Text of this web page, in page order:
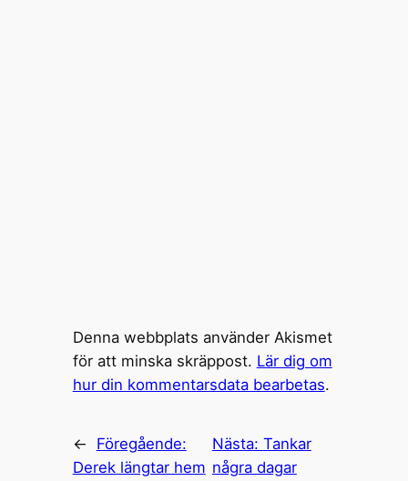
Denna webbplats använder Akismet
för att minska skräppost. Lär dig om
hur din kommentarsdata bearbetas.
←
Föregående:
Derek längtar hem
Nästa: Tankar
några dagar